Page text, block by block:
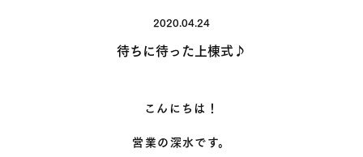
2020.04.24
待ちに待った上棟式♪
こんにちは！
営業の深水です。